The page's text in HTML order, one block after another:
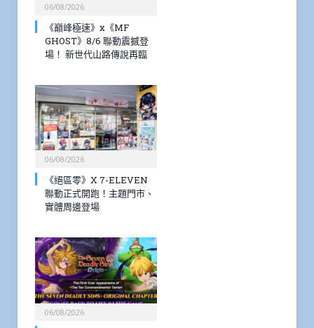
06/08/2026
《巔峰極速》x《MF
GHOST》8/6 聯動震撼登
場！ 新世代山路傳說再臨
06/08/2026
《絕區零》X 7-ELEVEN
聯動正式開跑！主題門市、
實體周邊登場
06/08/2026